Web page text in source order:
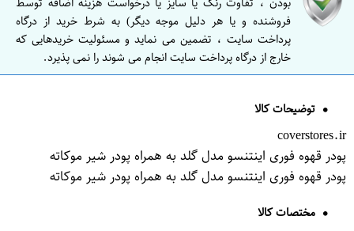
فروشنده و یا هر دلیل موجه دیگر) به شرط خرید از درگاه
پرداخت سایت ، تضمین می نماید و مسئولیت خریدهایی که
خارج از درگاه پرداخت سایت انجام می شوند را نمی پذیرد.
توضیحات کالا
coverstores.ir
پودر قهوه فوری اینتنسو مدل گلد به همراه پودر شیر موکاته
پودر قهوه فوری اینتنسو مدل گلد به همراه پودر شیر موکاته
مختصات کالا